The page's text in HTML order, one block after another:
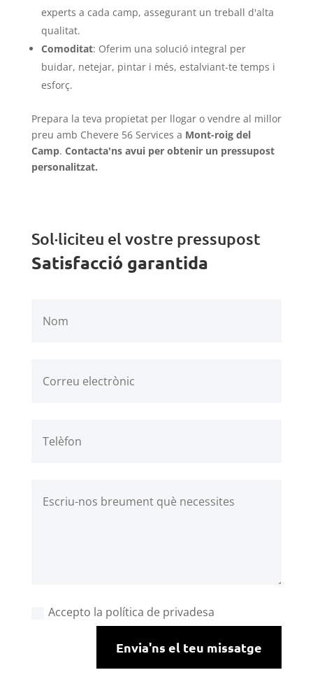
experts a cada camp, assegurant un treball d'alta
qualitat.
Comoditat: Oferim una solució integral per
buidar, netejar, pintar i més, estalviant-te temps i
esforç.
Prepara la teva propietat per llogar o vendre al millor
preu amb Chevere 56 Services a Mont-roig del
Camp. Contacta'ns avui per obtenir un pressupost
personalitzat.
Sol·liciteu el vostre pressupost
Satisfacció garantida
Accepto la política de privadesa
Envia'ns el teu missatge